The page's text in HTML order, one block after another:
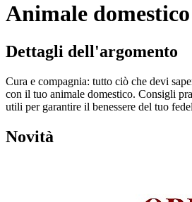
Animale domestico
Dettagli dell'argomento
Cura e compagnia: tutto ciò che devi
con il tuo animale domestico. Consigli
utili per garantire il benessere del tuo
Novità